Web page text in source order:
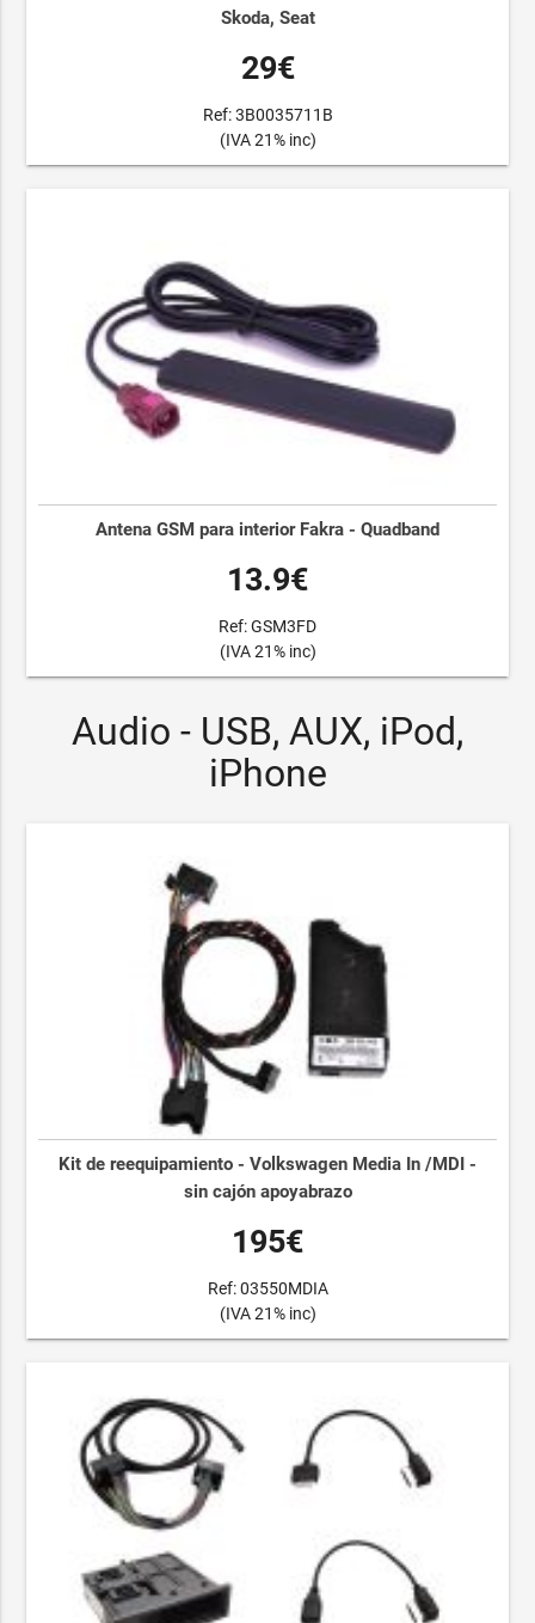
Skoda, Seat
29€
Ref: 3B0035711B
(IVA 21% inc)
Antena GSM para interior Fakra - Quadband
13.9€
Ref: GSM3FD
(IVA 21% inc)
Audio - USB, AUX, iPod,
iPhone
Kit de reequipamiento - Volkswagen Media In /MDI -
sin cajón apoyabrazo
195€
Ref: 03550MDIA
(IVA 21% inc)